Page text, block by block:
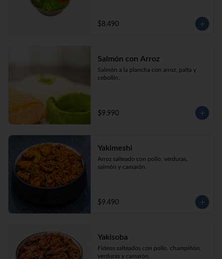
$8.490
Salmón con Arroz
Salmón a la plancha con arroz, palta y
cebollín.
$9.990
Yakimeshi
Arroz salteado con pollo, verduras,
salmón y camarón.
$9.490
Yakisoba
Fideos salteados con pollo, champiñón,
verduras y camarón.